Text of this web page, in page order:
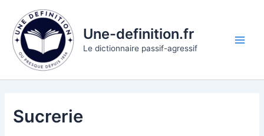
contenu
Une-definition.fr
Le dictionnaire passif-agressif
Sucrerie